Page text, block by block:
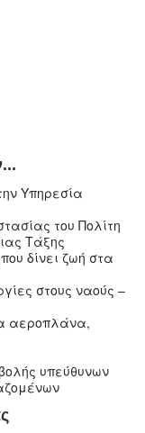
Υπηρεσία
του Πολίτη
Τάξης
δίνει ζωή στα
στους ναούς –
αεροπλάνα,
υπεύθυνων